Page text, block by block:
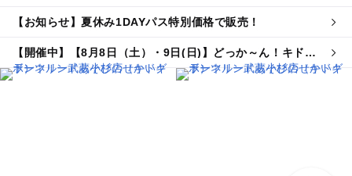
【お知らせ】夏休み1DAYパス特別価格で販売！
【開催中】【8月8日（土）・9日(日)】どっか～ん！キドキ
ド花火大会